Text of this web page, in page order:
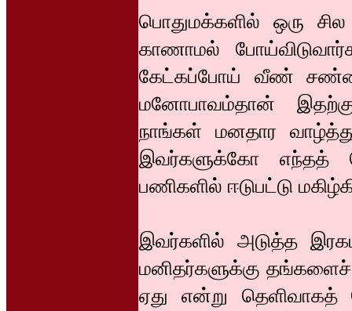
பொதுமக்களில் ஒரு
காணாமல்
கேட்கப்போய் வீண்
மனோபாவம்தான்
நாங்கள் மனதார
இவர்களுக்கோ எந்தத்
பணிகளில் ஈடுபட்டு
இவர்களில் அடுத்த
மனிதர்களுக்கு
ஏது என்று